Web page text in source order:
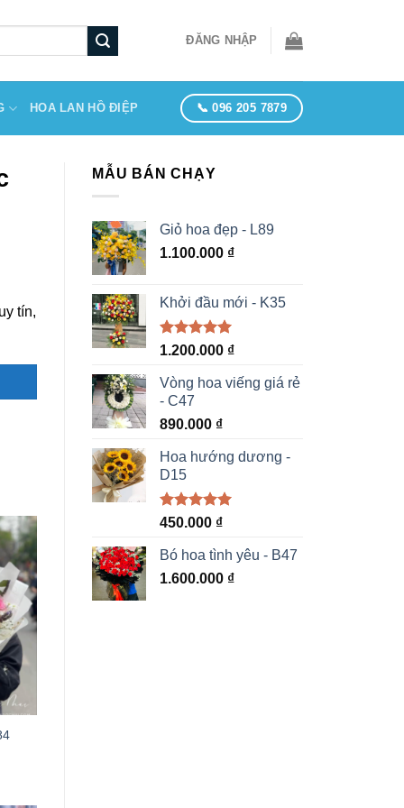
ĐĂNG NHẬP
HOA LAN HỒ ĐIỆP 📞 096 205 7879
tín,
MẪU BÁN CHẠY
Giỏ hoa đẹp - L89
1.100.000 ₫
Khởi đầu mới - K35
Được xếp
5 sao
1.200.000 ₫
Vòng hoa viếng giá rẻ
- C47
890.000 ₫
Hoa hướng dương -
D15
Được xếp
5 sao
450.000 ₫
Bó hoa tình yêu - B47
1.600.000 ₫